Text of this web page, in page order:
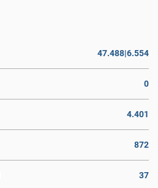
47.488|6.554
0
4.401
872
37